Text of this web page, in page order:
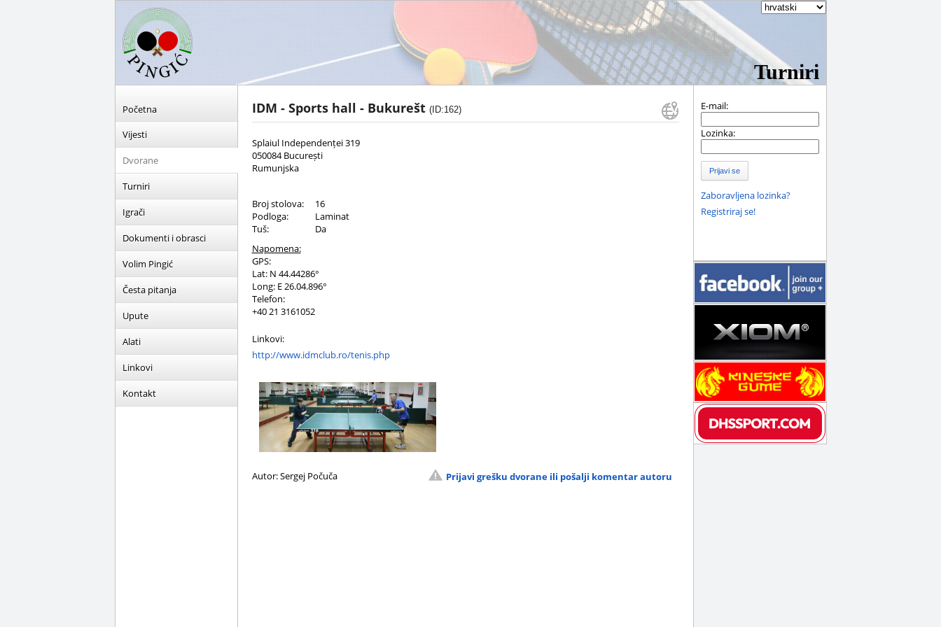
Turniri
Početna
Vijesti
Dvorane
Turniri
Igrači
Dokumenti i obrasci
Volim Pingić
Česta pitanja
Upute
Alati
Linkovi
Kontakt
IDM - Sports hall - Bukurešt (ID:162)
Splaiul Independenței 319
050084 București
Rumunjska
Broj stolova:
16
Podloga:
Laminat
Tuš:
Da
Napomena:
GPS:
Lat: N 44.44286°
Long: E 26.04.896°
Telefon:
+40 21 3161052
Linkovi:
http://www.idmclub.ro/tenis.php
Autor: Sergej Počuča Prijavi grešku dvorane ili pošalji komentar autoru
E-mail:
Lozinka:
Prijavi se
Zaboravljena lozinka?
Registriraj se!